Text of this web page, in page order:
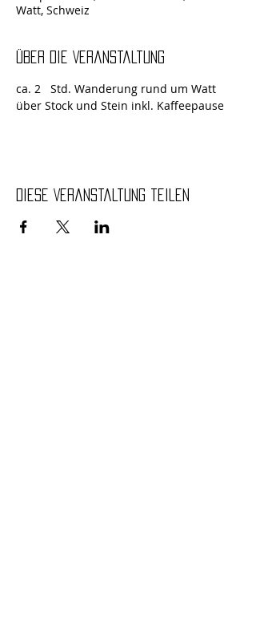
Watt, Schweiz
Über die Veranstaltung
ca. 2   Std. Wanderung rund um Watt
über Stock und Stein inkl. Kaffeepause
Diese Veranstaltung teilen